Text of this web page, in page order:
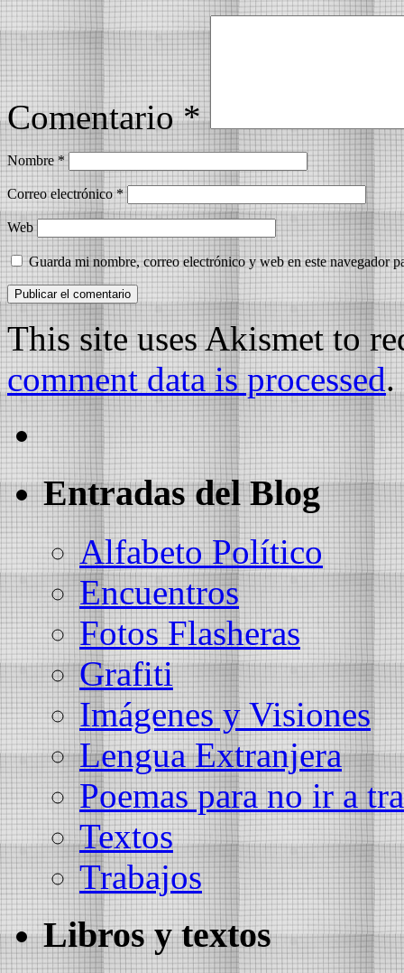
Comentario*
Nombre *
Correo electrónico*
Web
Guarda mi nombre, correo electrónico y web en este navegador
This site uses Akismet to
comment data is processed.
Entradas del Blog
Alfabeto Político
Encuentros
Fotos Flasheras
Grafiti
Imágenes y Visiones
Lengua Extranjera
Poemas para no ir a
Textos
Trabajos
Libros y textos